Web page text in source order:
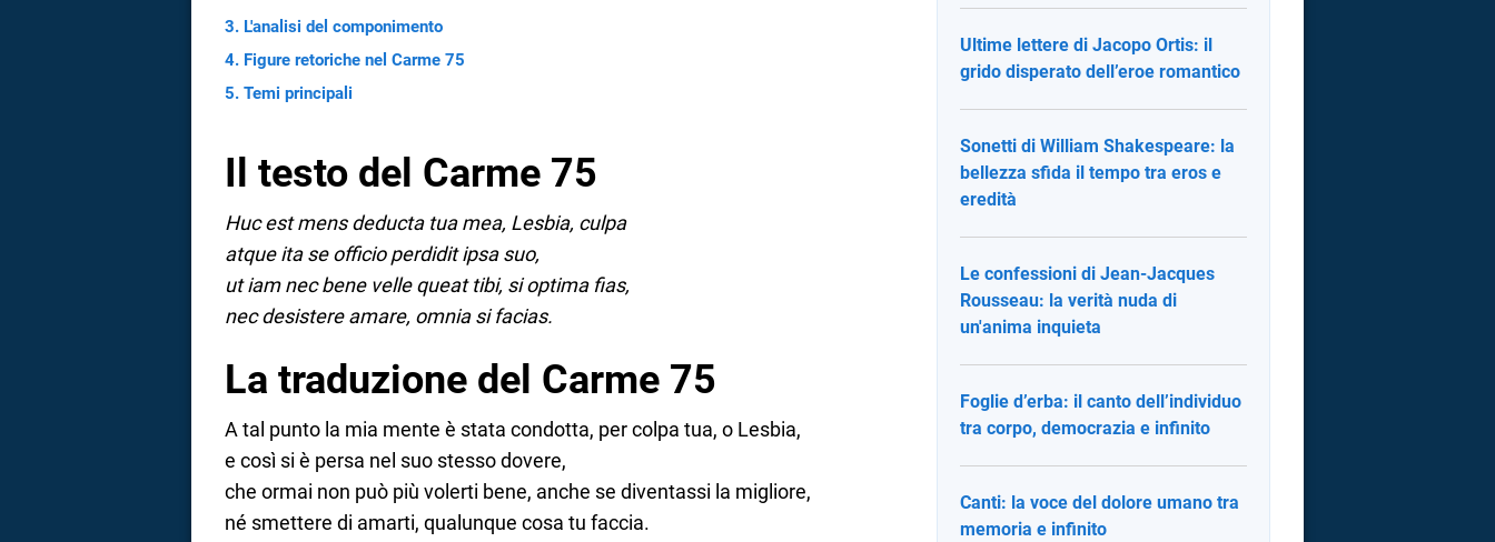
L'analisi del componimento
Figure retoriche nel Carme 75
Temi principali
Il testo del Carme 75
Huc est mens deducta tua mea, Lesbia, culpa
atque ita se officio perdidit ipsa suo,
ut iam nec bene velle queat tibi, si optima fias,
nec desistere amare, omnia si facias.
La traduzione del Carme 75
A tal punto la mia mente è stata condotta, per colpa tua, o Lesbia,
e così si è persa nel suo stesso dovere,
che ormai non può più volerti bene, anche se diventassi la migliore,
né smettere di amarti, qualunque cosa tu faccia.
Ultime lettere di Jacopo Ortis: il
grido disperato dell’eroe romantico
Sonetti di William Shakespeare: la
bellezza sfida il tempo tra eros e
eredità
Le confessioni di Jean-Jacques
Rousseau: la verità nuda di
un'anima inquieta
Foglie d’erba: il canto dell’individuo
tra corpo, democrazia e infinito
Canti: la voce del dolore umano tra
memoria e infinito